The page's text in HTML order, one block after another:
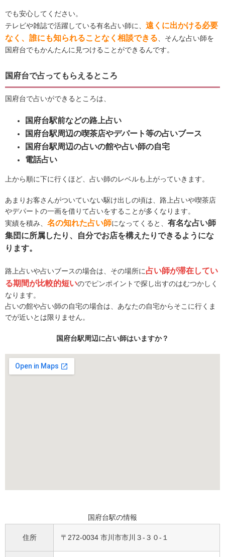
でも安心してください。
テレビや雑誌で活躍している有名占い師に、 遠くに出かける必要
なく、誰にも知られることなく相談できる、そんな占い師を
国府台でもかんたんに見つけることができるんです。
国府台で占ってもらえるところ
国府台で占いができるところは、
国府台駅前などの路上占い
国府台駅周辺の喫茶店やデパート等の占いブース
国府台駅周辺の占いの館や占い師の自宅
電話占い
上から順に下に行くほど、占い師のレベルも上がっていきます。
あまりお客さんがついていない駆け出しの頃は、路上占いや喫茶店
やデパートの一画を借りて占いをすることが多くなります。
実績を積み、 名の知れた占い師になってくると、 有名な占い師
集団に所属したり、自分でお店を構えたりできるようにな
ります。
路上占いや占いブースの場合は、その場所に占い師が滞在してい
る期間が比較的短いのでピンポイントで探し出すのはむつかしく
なります。
占いの館や占い師の自宅の場合は、あなたの自宅からそこに行くま
でが近いとは限りません。
国府台駅周辺に占い師はいますか？
国府台駅の情報
住所 〒272-0034 市川市市川３-３０-１